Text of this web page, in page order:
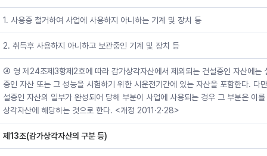
1. 사용중 철거하여 사업에 사용하지 아니하는 기계 및 장치 등
2. 취득후 사용하지 아니하고 보관중인 기계 및 장치 등
④ 영 제24조제3항제2호에 따라 감가상각자산에서 제외되는 건설중인 자산에는
중인 자산 또는 그 성능을 시험하기 위한 시운전기간에 있는 자산을 포함한다. 다
설중인 자산의 일부가 완성되어 당해 부분이 사업에 사용되는 경우 그 부분은 이
상각자산에 해당하는 것으로 한다. <개정 2011·2·28>
제13조(감가상각자산의 구분 등)